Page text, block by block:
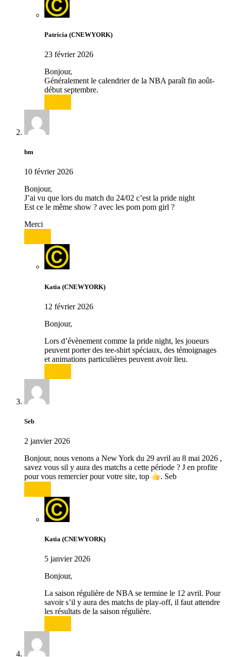
Patricia (CNEWYORK)
23 février 2026
Bonjour,
Généralement le calendrier de la NBA paraît fin août-
début septembre.
bm
10 février 2026
Bonjour,
J’ai vu que lors du match du 24/02 c’est la pride night
Est ce le même show ? avec les pom pom girl ?
Merci
Katia (CNEWYORK)
12 février 2026
Bonjour,
Lors d’évènement comme la pride night, les joueurs
peuvent porter des tee-shirt spéciaux, des témoignages
et animations particulières peuvent avoir lieu.
Seb
2 janvier 2026
Bonjour, nous venons a New York du 29 avril au 8 mai 2026 ,
savez vous sil y aura des matchs a cette période ? J en profite
pour vous remercier pour votre site, top
. Seb
Katia (CNEWYORK)
5 janvier 2026
Bonjour,
La saison régulière de NBA se termine le 12 avril. Pour
savoir s’il y aura des matchs de play-off, il faut attendre
les résultats de la saison régulière.